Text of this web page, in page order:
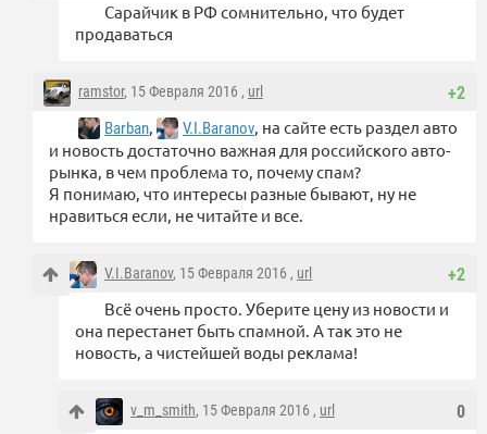
Сарайчик в РФ сомнительно, что будет
продаваться
+2
ramstor, 15 Февраля 2016 , url
Barban, V.I.Baranov, на сайте есть раздел авто
и новость достаточно важная для российского авто-
рынка, в чем проблема то, почему спам?
Я понимаю, что интересы разные бывают, ну не
нравиться если, не читайте и все.
+2
V.I.Baranov, 15 Февраля 2016 , url
Всё очень просто. Уберите цену из новости и
она перестанет быть спамной. А так это не
новость, а чистейшей воды реклама!
0
v_m_smith, 15 Февраля 2016 , url